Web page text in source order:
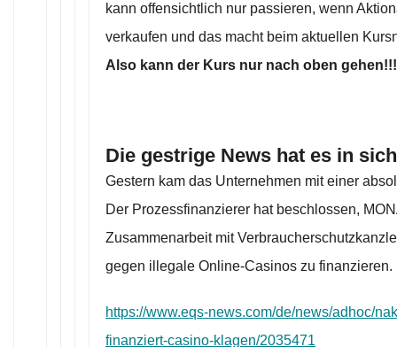
kann offensichtlich nur passieren, wenn
verkaufen und das macht beim aktuellen
Also kann der Kurs nur nach oben gehen!!!
Die gestrige News hat es in
Gestern kam das Unternehmen mit einer
Der Prozessfinanzierer hat beschlossen,
Zusammenarbeit mit
gegen illegale Online-Casinos zu finanzieren.
https://www.eqs-news.com/de/news/adhoc/
finanziert-casino-klagen/2035471